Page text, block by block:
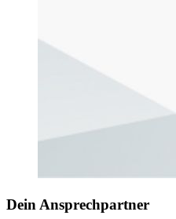
Dein Ansprechpartner